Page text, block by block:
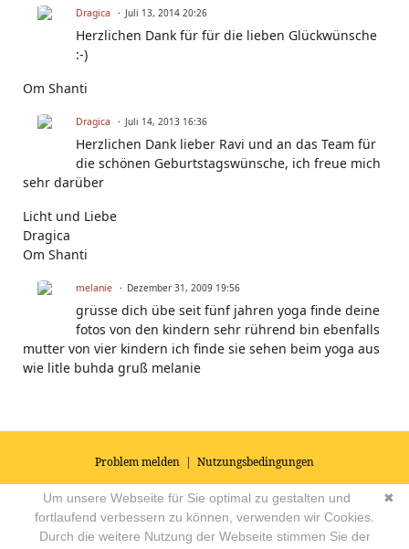
Dragica Juli 13, 2014 20:26
Herzlichen Dank für für die lieben Glückwünsche
:-)
Om Shanti
Dragica Juli 14, 2013 16:36
Herzlichen Dank lieber Ravi und an das Team für
die schönen Geburtstagswünsche, ich freue mich
sehr darüber
Licht und Liebe
Dragica
Om Shanti
melanie Dezember 31, 2009 19:56
grüsse dich übe seit fünf jahren yoga finde deine
fotos von den kindern sehr rührend bin ebenfalls
mutter von vier kindern ich finde sie sehen beim yoga aus
wie litle buhda gruß melanie
Problem melden | Nutzungsbedingungen
© 2026Impressum|Datenschutz|AGB's| Yoga Vidya Community -
Forum für Yoga, Meditation und Ayurveda Powered by
✖
Um unsere Webseite für Sie optimal zu gestalten und
fortlaufend verbessern zu können, verwenden wir Cookies.
Durch die weitere Nutzung der Webseite stimmen Sie der